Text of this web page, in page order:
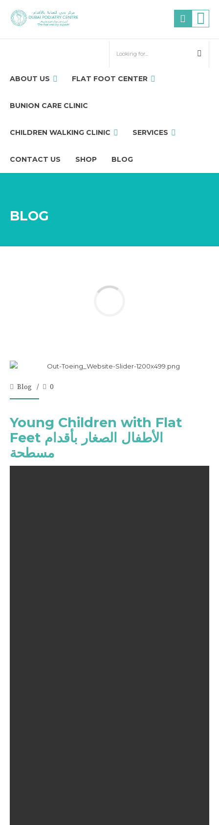
ABOUT US FLAT FOOT CENTER
BUNION CARE CLINIC
CHILDREN WALKING CLINIC SERVICES
CONTACT US SHOP BLOG
BLOG
Blog 0
Young Children with Flat
Feet الأطفال الصغار بأقدام
مسطحة